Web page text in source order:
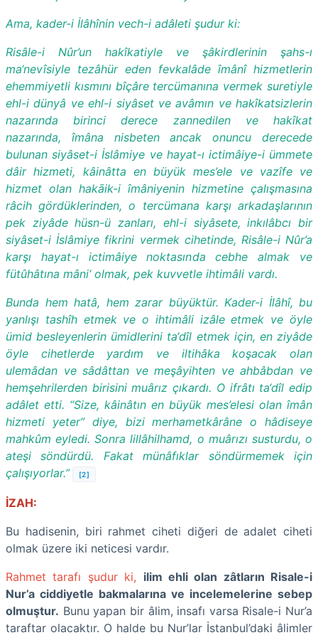
Ama, kader-i İlâhînin vech-i adâleti şudur ki:
Risâle-i Nûr’un hakîkatiyle ve şâkirdlerinin şahs-ı
ma‘nevîsiyle tezâhür eden fevkalâde îmânî hizmetlerin
ehemmiyetli kısmını bîçâre tercümanına vermek suretiyle
ehl-i dünyâ ve ehl-i siyâset ve avâmın ve hakîkatsizlerin
nazarında birinci derece zannedilen ve hakîkat
nazarında, îmâna nisbeten ancak onuncu derecede
bulunan siyâset-i İslâmiye ve hayat-ı ictimâiye-i ümmete
dâir hizmeti, kâinâtta en büyük mes’ele ve vazîfe ve
hizmet olan hakāik-i îmâniyenin hizmetine çalışmasına
râcih gördüklerinden, o tercümana karşı arkadaşlarının
pek ziyâde hüsn-ü zanları, ehl-i siyâsete, inkılâbcı bir
siyâset-i İslâmiye fikrini vermek cihetinde, Risâle-i Nûr’a
karşı hayat-ı ictimâiye noktasında cebhe almak ve
fütûhâtına mâni‘ olmak, pek kuvvetle ihtimâli vardı.
Bunda hem hatâ, hem zarar büyüktür. Kader-i İlâhî, bu
yanlışı tashîh etmek ve o ihtimâli izâle etmek ve öyle
ümid besleyenlerin ümidlerini ta‘dîl etmek için, en ziyâde
öyle cihetlerde yardım ve iltihâka koşacak olan
ulemâdan ve sâdâttan ve meşâyihten ve ahbâbdan ve
hemşehrilerden birisini muârız çıkardı. O ifrâtı ta‘dîl edip
adâlet etti. “Size, kâinâtın en büyük mes’elesi olan îmân
hizmeti yeter” diye, bizi merhametkârâne o hâdiseye
mahkûm eyledi. Sonra lillâhilhamd, o muârızı susturdu, o
ateşi söndürdü. Fakat münâfıklar söndürmemek için
çalışıyorlar.”
[2]
İZAH:
Bu hadisenin, biri rahmet ciheti diğeri de adalet ciheti
olmak üzere iki neticesi vardır.
Rahmet tarafı şudur ki, ilim ehli olan zâtların Risale-i
Nur’a ciddiyetle bakmalarına ve incelemelerine sebep
olmuştur. Bunu yapan bir âlim, insafı varsa Risale-i Nur’a
taraftar olacaktır. O halde bu Nur’lar İstanbul’daki âlimler